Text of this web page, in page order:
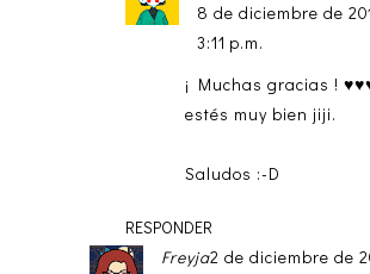
8 de diciembre de
3:11 p.m.
¡ Muchas gracias !
estés muy bien jiji.
Saludos :-D
RESPONDER
Freyja2 de diciembre de